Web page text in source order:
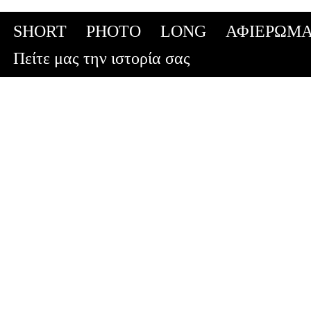
Skip
to
content
SHORT PHOTO LONG
Πείτε μας την ιστορία σας